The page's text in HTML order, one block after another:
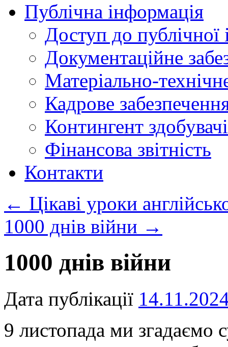
Публічна інформація
Доступ до публічної
Документаційне
Матеріально-
Кадрове
Контингент
Фінансова звітність
Контакти
← Цікаві уроки
1000 днів війни →
1000 днів війни
Дата публікації
9 листопада ми згадаємо